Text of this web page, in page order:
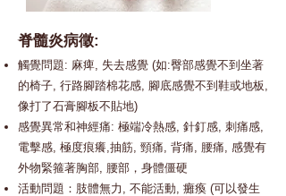
脊髓炎病徵:
觸覺問題: 麻痺, 失去感覺 (如:臀部感覺不到坐著
的椅子, 行路腳踏棉花感, 腳底感覺不到鞋或地板,
像打了石膏腳板不貼地)
感覺異常和神經痛: 極端冷熱感, 針釘感, 刺痛感,
電擊感, 極度痕癢,抽筋, 頸痛, 背痛, 腰痛, 感覺有
外物緊箍著胸部, 腰部，身體僵硬
活動問題：肢體無力, 不能活動, 癱瘓 (可以發生